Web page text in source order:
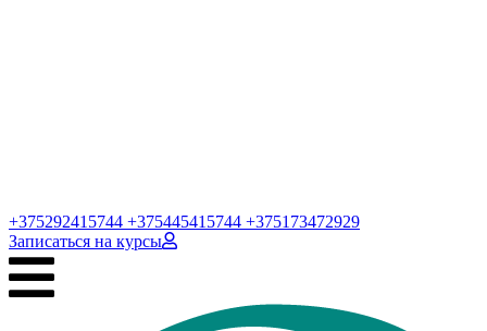
+375292415744 +375445415744 +375173472929
Записаться на курсы